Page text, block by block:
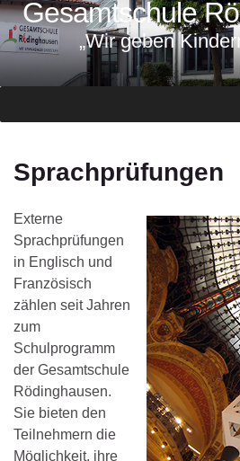
springen
Gesamtschule
„Wir geben
Sprachprüfungen
Externe
Sprachprüfungen
in Englisch und
Französisch
zählen seit Jahren
zum
Schulprogramm
der Gesamtschule
Rödinghausen.
Sie bieten den
Teilnehmern die
Möglichkeit, ihre